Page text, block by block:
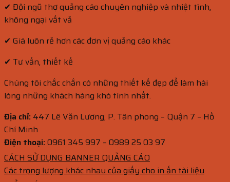
✔ Đội ngũ thợ quảng cáo chuyên nghiệp và nhiệt tình,
không ngại vất vả
✔ Giá luôn rẻ hơn các đơn vị quảng cáo khác
✔ Tư vấn, thiết kế
Chúng tôi chắc chắn có những thiết kế đẹp để làm hài
lòng những khách hàng khó tính nhất.
Địa chỉ: 447 Lê Văn Lương, P. Tân phong – Quận 7 – Hồ
Chí Minh
Điện thoại:0961 345 997 – 0989 25 03 97
CÁCH SỬ DỤNG BANNER QUẢNG CÁO
Các trọng lượng khác nhau của giấy cho in ấn tài liệu